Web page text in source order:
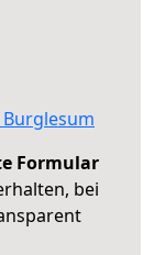
Formular
bei